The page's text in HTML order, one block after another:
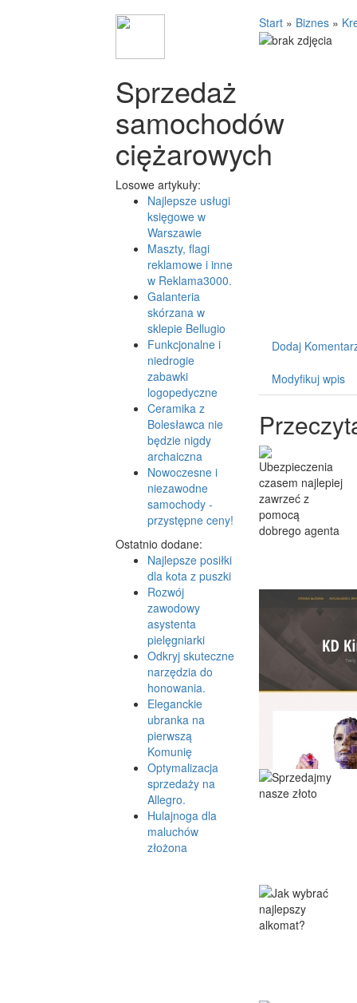
Sprzedaż
samochodów
ciężarowych
Losowe artykuły:
Najlepsze usługi
księgowe w
Warszawie
Maszty, flagi
reklamowe i inne
w Reklama3000.
Galanteria
skórzana w
sklepie Bellugio
Funkcjonalne i
niedrogie
zabawki
logopedyczne
Ceramika z
Bolesławca nie
będzie nigdy
archaiczna
Nowoczesne i
niezawodne
samochody -
przystępne ceny!
Ostatnio dodane:
Najlepsze posiłki
dla kota z puszki
Rozwój
zawodowy
asystenta
pielęgniarki
Odkryj skuteczne
narzędzia do
honowania.
Eleganckie
ubranka na
pierwszą
Komunię
Optymalizacja
sprzedaży na
Allegro.
Hulajnoga dla
maluchów
złożona
Start » Biznes »
Dodaj
Modyfikuj wpis